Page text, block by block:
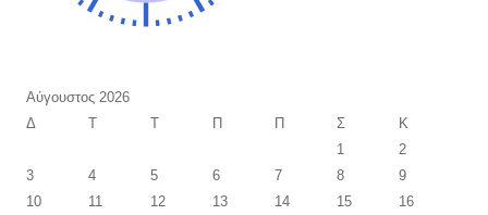
Αύγουστος 2026
Δ
Τ Τ Π Π Σ
Κ
1
2
3
4 5 6 7 8
9
10
11 12 13 14 15
16